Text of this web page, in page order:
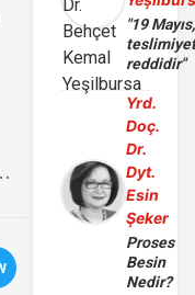
"19 Mayıs,
reddidir"
Yrd.
Doç.
Dr.
Dyt.
Esin
Şeker
Proses
Besin
Nedir?